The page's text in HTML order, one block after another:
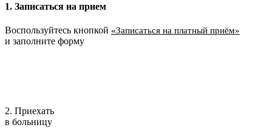
1. Записаться на прием
Воспользуйтесь кнопкой «Записаться на платный приём»
и заполните форму
2. Приехать
в больницу